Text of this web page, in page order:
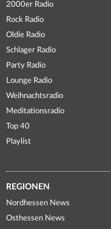
2000er Radio
Rock Radio
Oldie Radio
Schlager Radio
Party Radio
Lounge Radio
Weihnachtsradio
Meditationsradio
Top 40
Playlist
REGIONEN
Nordhessen News
Osthessen News